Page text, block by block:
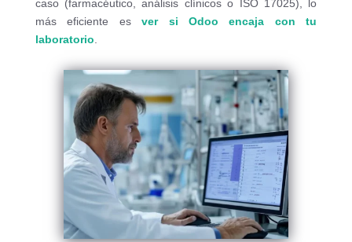
caso (farmacéutico, análisis clínicos o ISO 17025), lo
más eficiente esver si Odoo encaja con tu
laboratorio.